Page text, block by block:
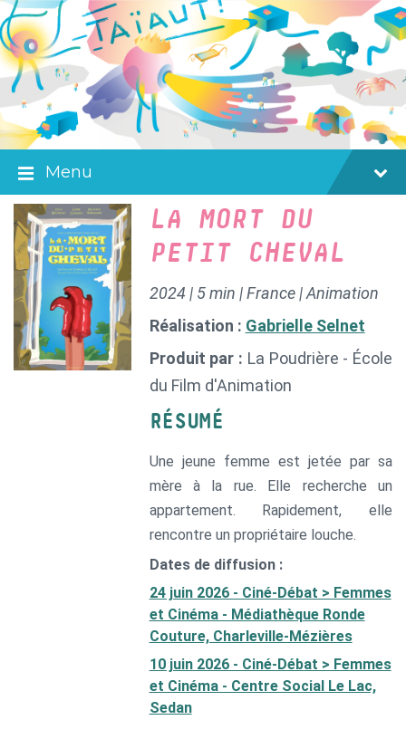
Skip
to
content
Skip
to
main
navigation
Skip
to
footer
Menu
LA MORT DU
PETIT CHEVAL
2024 | 5 min | France | Animation
Réalisation : Gabrielle Selnet
Produit par : La Poudrière - École
du Film d'Animation
RÉSUMÉ
Une jeune femme est jetée par sa
mère à la rue. Elle recherche un
appartement. Rapidement, elle
rencontre un propriétaire louche.
Dates de diffusion :
24 juin 2026 - Ciné-Débat > Femmes
et Cinéma - Médiathèque Ronde
Couture, Charleville-Mézières
10 juin 2026 - Ciné-Débat > Femmes
et Cinéma - Centre Social Le Lac,
Sedan